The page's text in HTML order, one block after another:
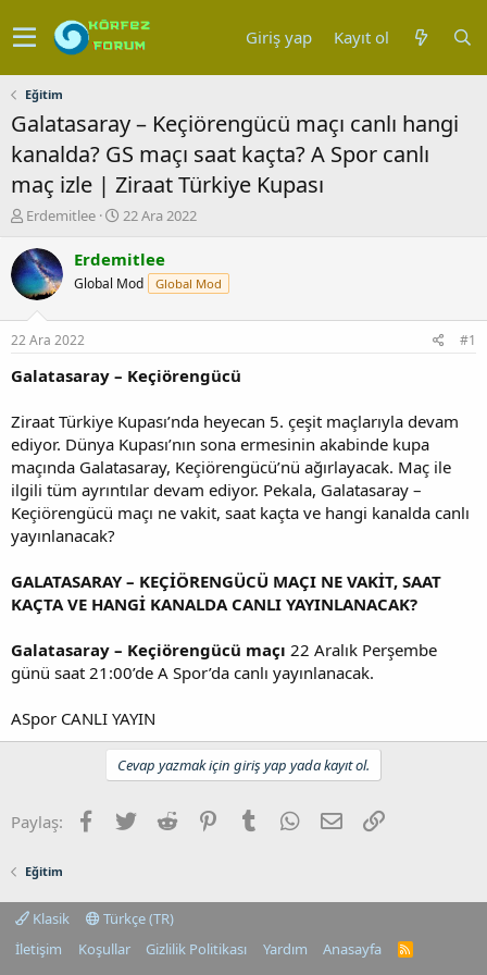
Giriş yap Kayıt ol
Eğitim
Galatasaray – Keçiörengücü maçı canlı hangi
kanalda? GS maçı saat kaçta? A Spor canlı
maç izle | Ziraat Türkiye Kupası
K
n
u
y
b
a
ş
t
a
n
Erdemitlee
B
ş
a
r
i
h
i
22 Ara 2022
Erdemitlee
Global Mod Global Mod
22 Ara 2022 #1
Galatasaray – Keçiörengücü
Ziraat Türkiye Kupası’nda heyecan 5. çeşit maçlarıyla devam
ediyor. Dünya Kupası’nın sona ermesinin akabinde kupa
maçında Galatasaray, Keçiörengücü’nü ağırlayacak. Maç ile
ilgili tüm ayrıntılar devam ediyor. Pekala, Galatasaray –
Keçiörengücü maçı ne vakit, saat kaçta ve hangi kanalda canlı
yayınlanacak?
GALATASARAY – KEÇİÖRENGÜCÜ MAÇI NE VAKİT, SAAT
KAÇTA VE HANGİ KANALDA CANLI YAYINLANACAK?
Galatasaray – Keçiörengücü maçı 22 Aralık Perşembe
günü saat 21:00’de A Spor’da canlı yayınlanacak.
ASpor CANLI YAYIN
Cevap yazmak için giriş yap yada kayıt ol.
Paylaş: Facebook
TwitterReddit PinterestTumblrWhatsApp
E-postaLink
Eğitim
Klasik
Türkçe (TR)
İletişim
Koşullar Gizlilik Politikası Yardım Anasayfa
R